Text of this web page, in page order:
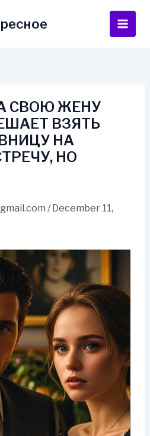
Main
СВОЮ ЖЕНУ
ВЗЯТЬ
НА
НО
/ December 11,